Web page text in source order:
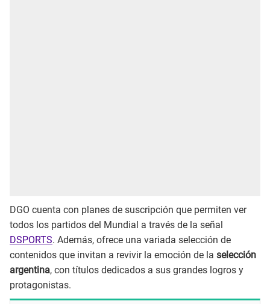
DGO cuenta con planes de suscripción que permiten ver
todos los partidos del Mundial a través de la señal
DSPORTS. Además, ofrece una variada selección de
contenidos que invitan a revivir la emoción de la selección
argentina, con títulos dedicados a sus grandes logros y
protagonistas.